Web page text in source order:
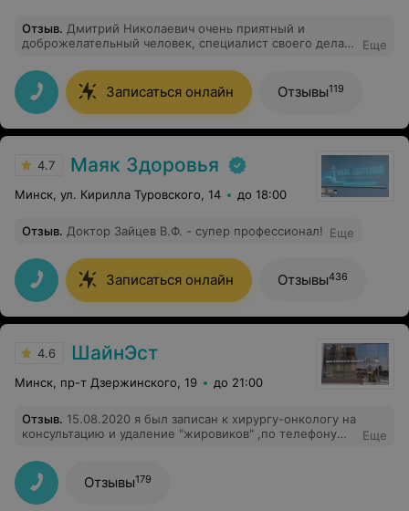
Отзыв. Дмитрий Николаевич очень приятный и
доброжелательный человек, специалист своего дела.
проконсультировал по результатам. Большое спасибо!
Еще
Записаться онлайн Отзывы119
4.7 Маяк Здоровья
Минск, ул. Кирилла Туровского, 14 до 18:00
Отзыв. Доктор Зайцев В.Ф. - супер профессионал! Еще
Записаться онлайн Отзывы436
4.6 ШайнЭст
Минск, пр-т Дзержинского, 19 до 21:00
Отзыв. 15.08.2020 я был записан к хирургу-онкологу на
консультацию и удаление "жировиков" ,по телефону
удаление от 14 до 40 (зависит от сложности) ,приехал
в точно указанное время ,пришлось ожидать 30 минут
,ладно,врачи,занятость,понимаю....В ходе самой
консультации которая длилась не больше 5 минут ,я не
Еще
Отзывы179